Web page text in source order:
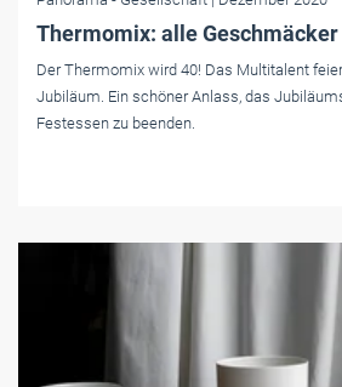
Thermomix: alle
Der Thermomix wird 40! Das Multitalent
Jubiläum. Ein schöner Anlass, das
Festessen zu beenden.